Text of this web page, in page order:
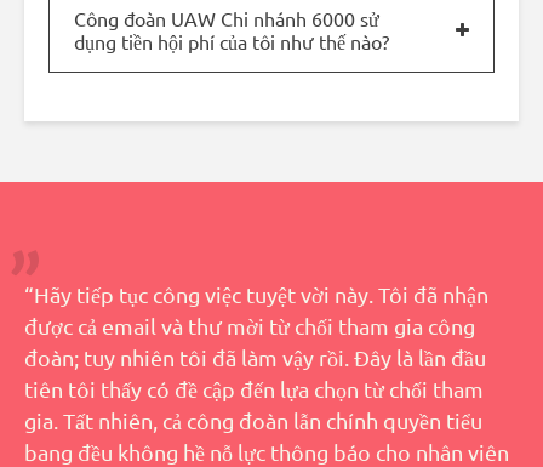
Công đoàn UAW Chi nhánh 6000 sử
dụng tiền hội phí của tôi như thế nào?
“Hãy tiếp tục công việc tuyệt vời này. Tôi đã nhận
được cả email và thư mời từ chối tham gia công
đoàn; tuy nhiên tôi đã làm vậy rồi. Đây là lần đầu
tiên tôi thấy có đề cập đến lựa chọn từ chối tham
gia. Tất nhiên, cả công đoàn lẫn chính quyền tiểu
bang đều không hề nỗ lực thông báo cho nhân viên